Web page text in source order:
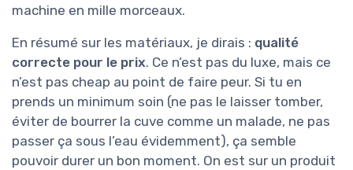
machine en mille morceaux.
En résumé sur les matériaux, je dirais : qualité
correcte pour le prix. Ce n’est pas du luxe, mais ce
n’est pas cheap au point de faire peur. Si tu en
prends un minimum soin (ne pas le laisser tomber,
éviter de bourrer la cuve comme un malade, ne pas
passer ça sous l’eau évidemment), ça semble
pouvoir durer un bon moment. On est sur un produit